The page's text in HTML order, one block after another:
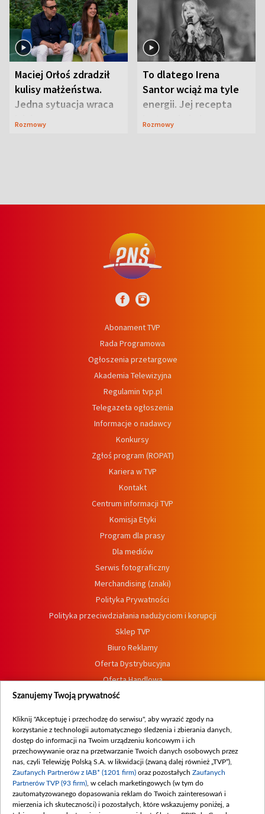
Maciej Orłoś zdradził
kulisy małżeństwa.
Jedna sytuacja wraca
jak bumerang
Rozmowy
To dlatego Irena
Santor wciąż ma tyle
energii. Jej recepta
jest zaskakująco
Rozmowy
Abonament TVP
Rada Programowa
Ogłoszenia przetargowe
Akademia Telewizyjna
Regulamin tvp.pl
Telegazeta ogłoszenia
Informacje o nadawcy
Konkursy
Zgłoś program (ROPAT)
Kariera w TVP
Kontakt
Centrum informacji TVP
Komisja Etyki
Program dla prasy
Dla mediów
Serwis fotograficzny
Merchandising (znaki)
Polityka Prywatności
Polityka przeciwdziałania nadużyciom i korupcji
Sklep TVP
Biuro Reklamy
Oferta Dystrybucyjna
Oferta Handlowa
Dostępność
Procedura zgłoszeń wewnętrznych
Szanujemy Twoją prywatność
Kliknij "Akceptuję i przechodzę do serwisu", aby wyrazić zgody na
korzystanie z technologii automatycznego śledzenia i zbierania danych,
dostęp do informacji na Twoim urządzeniu końcowym i ich
przechowywanie oraz na przetwarzanie Twoich danych osobowych przez
nas, czyli Telewizję Polską S.A. w likwidacji (zwaną dalej również „TVP”),
Zaufanych Partnerów z IAB* (1201 firm) oraz pozostałych Zaufanych
Partnerów TVP (93 firm) , w celach marketingowych (w tym do
zautomatyzowanego dopasowania reklam do Twoich zainteresowań i
mierzenia ich skuteczności) i pozostałych, które wskazujemy poniżej, a